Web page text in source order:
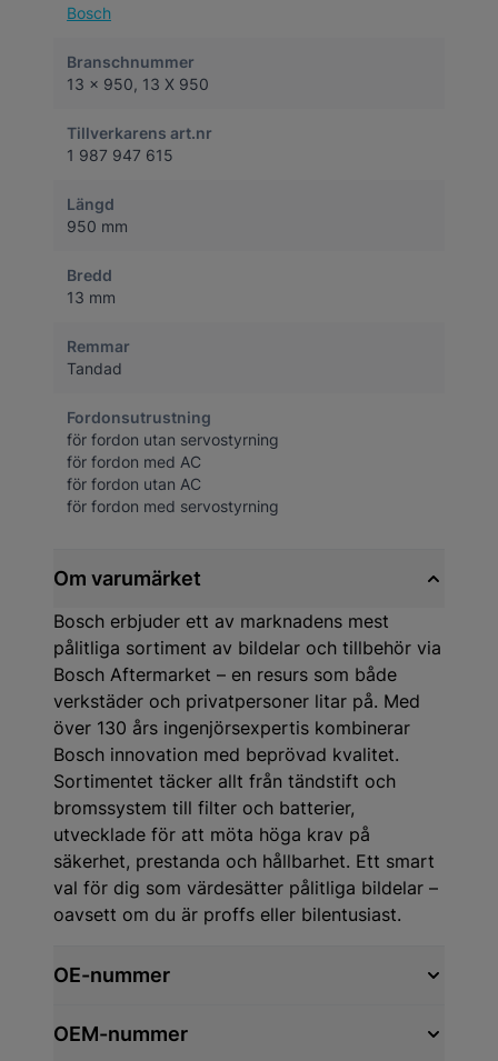
Bosch
Branschnummer
13 x 950, 13 X 950
Tillverkarens art.nr
1 987 947 615
Längd
950 mm
Bredd
13 mm
Remmar
Tandad
Fordonsutrustning
för fordon utan servostyrning
för fordon med AC
för fordon utan AC
för fordon med servostyrning
Om varumärket
Bosch erbjuder ett av marknadens mest
pålitliga sortiment av bildelar och tillbehör via
Bosch Aftermarket – en resurs som både
verkstäder och privatpersoner litar på. Med
över 130 års ingenjörsexpertis kombinerar
Bosch innovation med beprövad kvalitet.
Sortimentet täcker allt från tändstift och
bromssystem till filter och batterier,
utvecklade för att möta höga krav på
säkerhet, prestanda och hållbarhet. Ett smart
val för dig som värdesätter pålitliga bildelar –
oavsett om du är proffs eller bilentusiast.
OE-nummer
OEM-nummer